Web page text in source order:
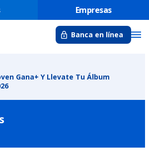
Empresas
Banca en línea
Gana+ Y Llevate Tu Álbum